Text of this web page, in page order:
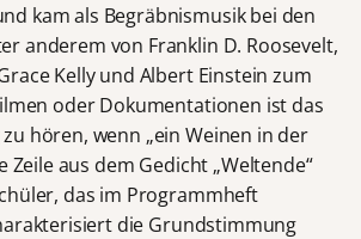
kam als Begräbnismusik bei den
anderem von Franklin D. Roosevelt,
Kelly und Albert Einstein zum
oder Dokumentationen ist das
hören, wenn „ein Weinen in der
Zeile aus dem Gedicht „Weltende“
das im Programmheft
die Grundstimmung